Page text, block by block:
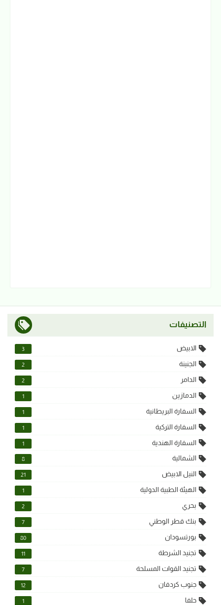
التصنيفات
الابيض 3
الجنينة 2
الدامر 2
الدمازين 1
السفارة البريطانية 1
السفارة التركية 1
السفارة الهندية 1
الشمالية 8
النيل الابيض 21
الهيئة الطبية الدولية 1
بحري 2
بنك قطر الوطني 7
بورتسودان 80
تجنيد الشرطة 11
تجنيد القوات المسلحة 7
جنوب كردفان 12
حلفا 1